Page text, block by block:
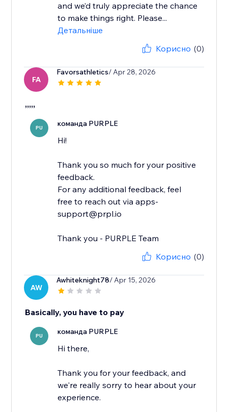
and we’d truly appreciate the chance
to make things right. Please...
Детальніше
Корисно (0)
FA
Favorsathletics/ Apr 28, 2026
,,,,,
PU команда PURPLE
Hi!
Thank you so much for your positive
feedback.
For any additional feedback, feel
free to reach out via apps-
support@prpl.io
Thank you - PURPLE Team
Корисно (0)
AW
Awhiteknight78/ Apr 15, 2026
Basically, you have to pay
PU команда PURPLE
Hi there,
Thank you for your feedback, and
we're really sorry to hear about your
experience.